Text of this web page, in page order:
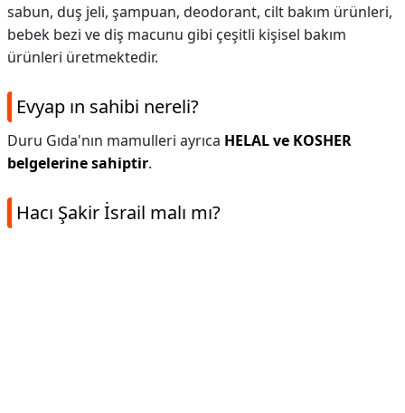
sabun, duş jeli, şampuan, deodorant, cilt bakım ürünleri,
bebek bezi ve diş macunu gibi çeşitli kişisel bakım
ürünleri üretmektedir.
Evyap ın sahibi nereli?
Duru Gıda'nın mamulleri ayrıca HELAL ve KOSHER
belgelerine sahiptir.
Hacı Şakir İsrail malı mı?